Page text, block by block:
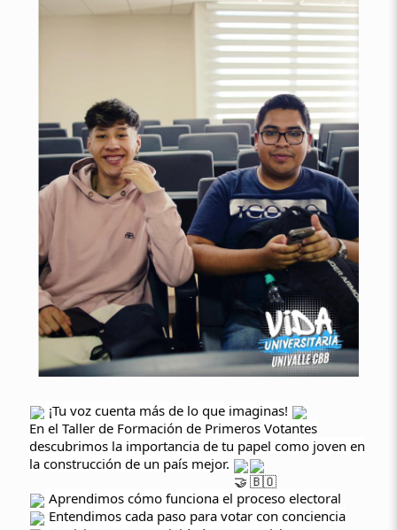
¡Tu voz cuenta más de lo que imaginas!
En el Taller de Formación de Primeros Votantes
descubrimos la importancia de tu papel como joven en
la construcción de un país mejor.
Aprendimos cómo funciona el proceso electoral
Entendimos cada paso para votar con conciencia